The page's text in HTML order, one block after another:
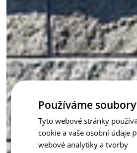
Používáme
Tyto webové stránky
cookie a vaše osobní údaje
webové analytiky a tvorby